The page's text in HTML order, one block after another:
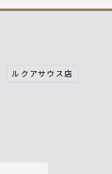
ルクアサウス店